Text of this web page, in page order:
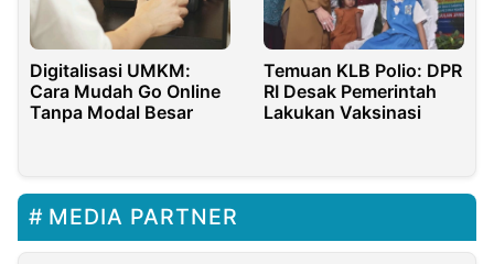
Digitalisasi UMKM:
Cara Mudah Go Online
Tanpa Modal Besar
Temuan KLB Polio: DPR
RI Desak Pemerintah
Lakukan Vaksinasi
MEDIA PARTNER